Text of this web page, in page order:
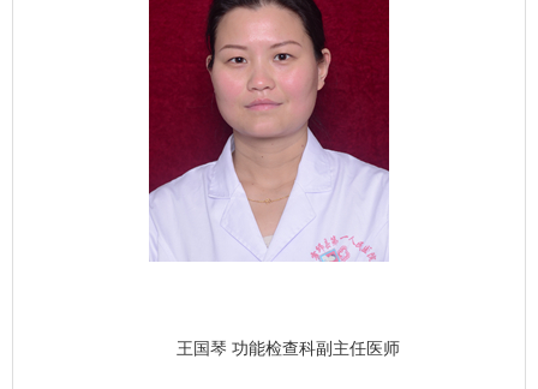
王国琴 功能检查科副主任医师